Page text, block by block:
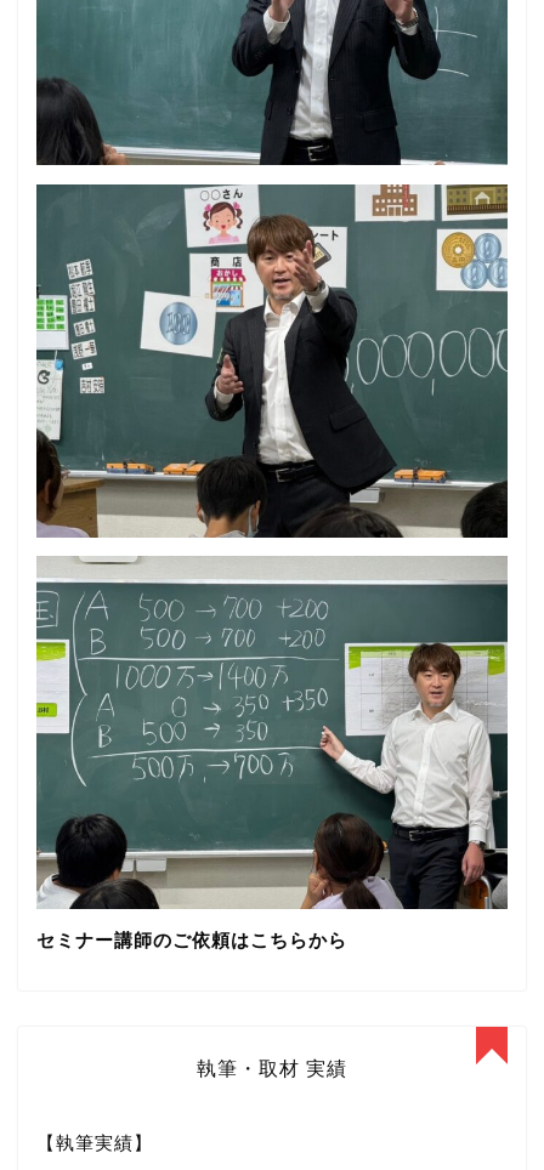
セミナー講師のご依頼はこちらから
執筆・取材 実績
【執筆実績】